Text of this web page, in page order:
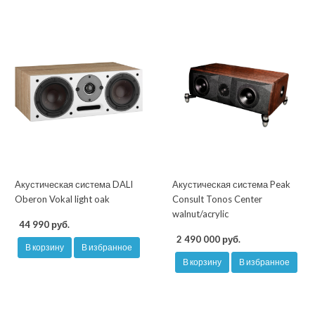
Акустическая система DALI
Oberon Vokal light oak
44 990 руб.
В корзину В избранное
Акустическая система Peak
Consult Tonos Center
walnut/acrylic
2 490 000 руб.
В корзину В избранное